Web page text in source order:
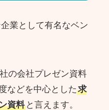
業として有名なベン
の会社プレゼン資料
などを中心とした求
資料 と言えます。